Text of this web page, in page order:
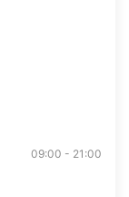
09:00 - 21:00